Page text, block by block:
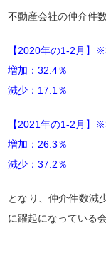
不動産会社の仲介件
【2020年の1-2月】
増加：32.4％
減少：17.1％
【2021年の1-2月】
増加：26.3％
減少：37.2％
となり、仲介件数減
に躍起になっている